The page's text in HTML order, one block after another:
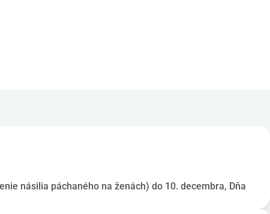
násilia páchaného na ženách) do 10. decembra, Dňa